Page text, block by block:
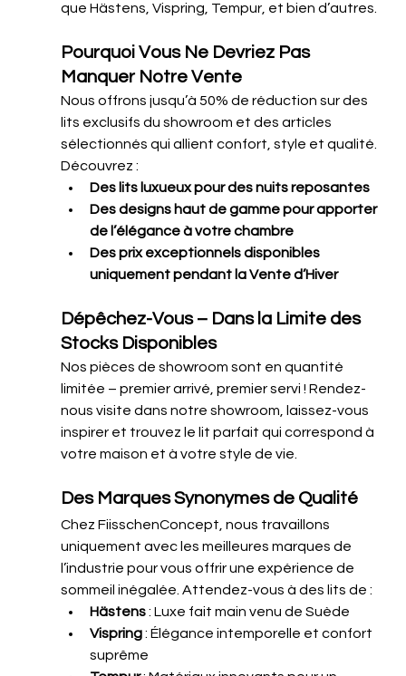
que Hästens, Vispring, Tempur, et bien d’autres.
Pourquoi Vous Ne Devriez Pas
Manquer Notre Vente
Nous offrons jusqu’à 50% de réduction sur des
lits exclusifs du showroom et des articles
sélectionnés qui allient confort, style et qualité.
Découvrez :
Des lits luxueux pour des nuits reposantes
Des designs haut de gamme pour apporter
de l’élégance à votre chambre
Des prix exceptionnels disponibles
uniquement pendant la Vente d’Hiver
Dépêchez-Vous – Dans la Limite des
Stocks Disponibles
Nos pièces de showroom sont en quantité
limitée – premier arrivé, premier servi ! Rendez-
nous visite dans notre showroom, laissez-vous
inspirer et trouvez le lit parfait qui correspond à
votre maison et à votre style de vie.
Des Marques Synonymes de Qualité
Chez FiisschenConcept, nous travaillons
uniquement avec les meilleures marques de
l’industrie pour vous offrir une expérience de
sommeil inégalée. Attendez-vous à des lits de :
Hästens : Luxe fait main venu de Suède
Vispring : Élégance intemporelle et confort
suprême